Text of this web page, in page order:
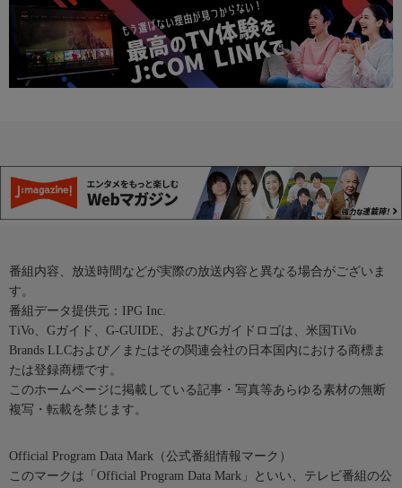
番組内容、放送時間などが実際の放送内容と異なる場合がございま
す。
番組データ提供元：IPG Inc.
TiVo、Gガイド、G-GUIDE、およびGガイドロゴは、米国TiVo
Brands LLCおよび／またはその関連会社の日本国内における商標ま
たは登録商標です。
このホームページに掲載している記事・写真等あらゆる素材の無断
複写・転載を禁じます。
Official Program Data Mark（公式番組情報マーク）
このマークは「Official Program Data Mark」といい、テレビ番組の公